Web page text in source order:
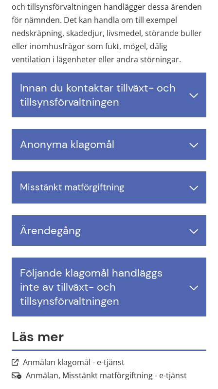
och tillsynsförvaltningen handlägger dessa ärenden
för nämnden. Det kan handla om till exempel
nedskräpning, skadedjur, livsmedel, störande buller
eller inomhusfrågor som fukt, mögel, dålig
ventilation i lägenheter eller andra störningar.
Innan du kontaktar tillväxt- och
tillsynsförvaltningen
Anonyma klagomål
Misstänkt matförgiftning
Ärendegång
Följande klagomål handläggs
inte av tillväxt- och
tillsynsförvaltningen
Läs mer
Anmälan klagomål - e-tjänstLänk till annan
Anmälan, Misstänkt matförgiftning - e-tjänstLänk till